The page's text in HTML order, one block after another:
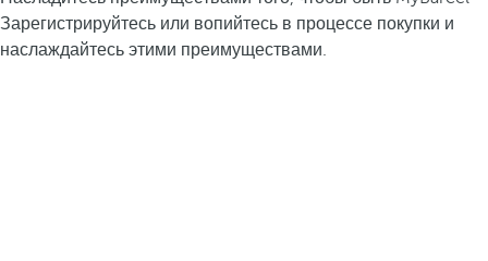
Зарегистрируйтесь или вопийтесь в процессе покупки и
наслаждайтесь этими преимуществами.